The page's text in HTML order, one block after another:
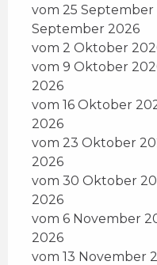
vom 25 September
September 2026
vom 2 Oktober
vom 9 Oktober
2026
vom 16 Oktober
2026
vom 23 Oktober
2026
vom 30 Oktober
2026
vom 6 November
2026
vom 13 November